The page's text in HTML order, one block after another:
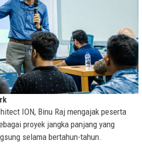
ION, Binu Raj mengajak peserta
proyek jangka panjang yang
selama bertahun-tahun.